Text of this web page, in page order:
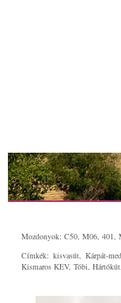
Mozdonyok: C50, M06, 401,
Címkék: kisvasút, Kárpát-
Kismaros KEV, Tóbi,